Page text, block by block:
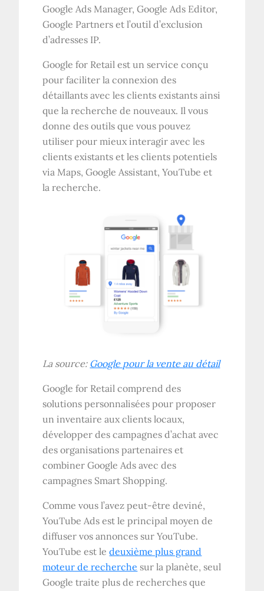
Google Ads Manager, Google Ads Editor,
Google Partners et l’outil d’exclusion
d’adresses IP.
Google for Retail est un service conçu
pour faciliter la connexion des
détaillants avec les clients existants ainsi
que la recherche de nouveaux. Il vous
donne des outils que vous pouvez
utiliser pour mieux interagir avec les
clients existants et les clients potentiels
via Maps, Google Assistant, YouTube et
la recherche.
La source: Google pour la vente au détail
Google for Retail comprend des
solutions personnalisées pour proposer
un inventaire aux clients locaux,
développer des campagnes d’achat avec
des organisations partenaires et
combiner Google Ads avec des
campagnes Smart Shopping.
Comme vous l’avez peut-être deviné,
YouTube Ads est le principal moyen de
diffuser vos annonces sur YouTube.
YouTube est ledeuxième plus grand
moteur de recherche sur la planète, seul
Google traite plus de recherches que